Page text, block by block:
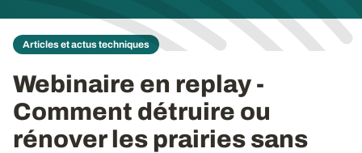
Articles et actus techniques
Webinaire en replay -
Comment détruire ou
rénover les prairies sans